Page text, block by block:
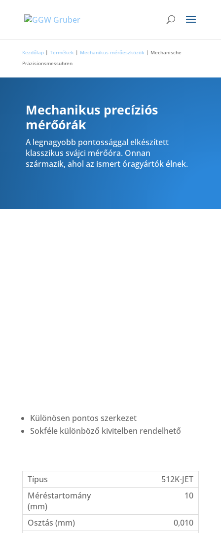
Kezdőlap| Termékek | Mechanikus mérőeszközök | Mechanische
Präzisionsmessuhren
Mechanikus precíziós
mérőórák
A legnagyobb pontossággal elkészített
klasszikus svájci mérőóra. Onnan
származik, ahol az ismert óragyártók élnek.
Különösen pontos szerkezet
Sokféle különböző kivitelben rendelhető
512K-JET
10
0,010